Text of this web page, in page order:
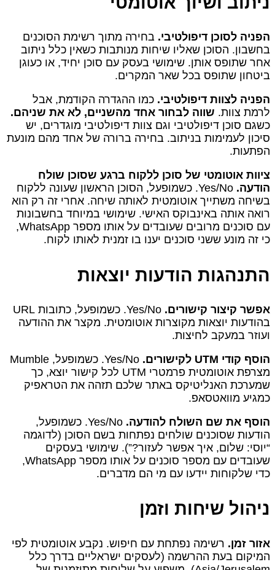
הפניה לסוכן דיפולטיבי. בחירה מתוך רשימת הסוכנים
בחשבון. הסוכן שאליו שיחות מנותבות כשאין כלל ניתוב
אחר שתופס אותן. שימושי בעסק עם סוכן יחיד, או כעוגן
ביטחון שתופס בכל שאר המקרים.
הפניה לצוות דיפולטיבי. כמו ההגדרה הקודמת, אבל
לרמת צוות. שווה לבחור אחד מהשניים, לא את שניהם.
כשגם סוכן דיפולטיבי וגם צוות דיפולטיבי מוגדרים, יש
סיכון לעמימות בניתוב. בחירה ברורה של אחד מהם מונעת
הפתעות.
ציוות אוטומטי של סוכן ללקוח ברגע שסוכן שולח
הודעה.
Yes/No. כשמופעל, הסוכן הראשון שעונה ללקוח
בשיחה משתייך אוטומטית לאותה שיחה. אחרי זה רק הוא
רואה אותה באינבוקס האישי. שימושי במיוחד בחשבונות
עם סוכנים מרובים שעובדים על אותו מספר WhatsApp,
כי זה מונע ששני סוכנים יענו בו זמנית לאותו לקוח.
התנהגות הודעות יוצאות
אפשר קיצור קישורים.
Yes/No. כשמופעל, כתובות URL
בהודעות יוצאות מקוצרות אוטומטית. מקצר את ההודעה
ועוזר במעקב לחיצות.
הוסף קודי UTM לקישורים.
Yes/No. כשמופעל, Mumble
מצרפת אוטומטית פרמטרי UTM לכל קישור יוצא, כך
שמערכת האנליטיקס באתר שלכם תזהה את הטראפיק
כמגיע מוואטסאפ.
הוסף את שם השולח להודעה.
Yes/No. כשמופעל,
הודעות שסוכנים שולחים נפתחות בשם הסוכן (לדוגמה
“יוסי: שלום, איך אפשר לעזור?”). שימושי בעסקים
שעובדים עם מספר סוכנים על אותו מספר WhatsApp,
כדי שלקוחות יידעו עם מי הם מדברים.
ניהול שיחות וזמן
אזור זמן. רשימה נפתחת עם חיפוש. נקבע אוטומטית לפי
המיקום בעת ההרשמה (לעסקים ישראליים בדרך כלל